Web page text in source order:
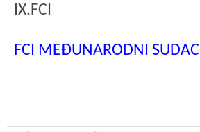
IX.FCI
FCI MEĐUNARODNI SUDAC